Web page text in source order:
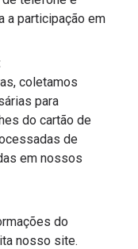
a participação em
coletamos
para
do cartão de
de
em nossos
do
nosso site.